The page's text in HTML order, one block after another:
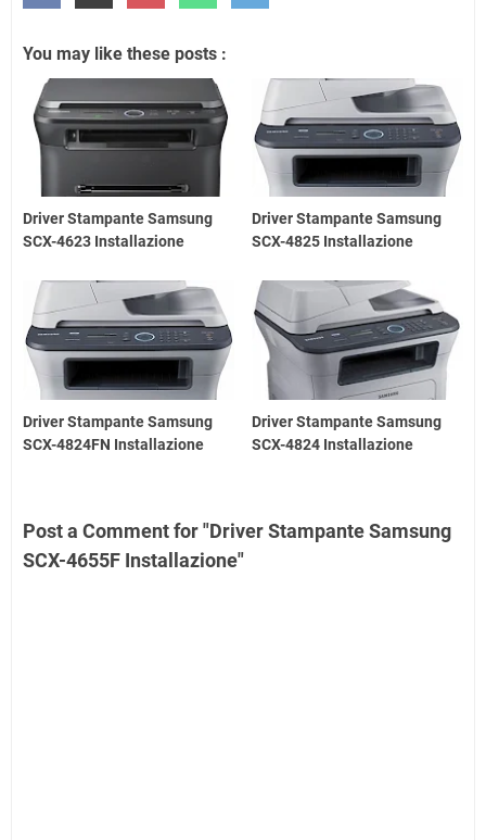
You may like these posts :
Driver Stampante Samsung
SCX-4623 Installazione
Driver Stampante Samsung
SCX-4825 Installazione
Driver Stampante Samsung
SCX-4824FN Installazione
Driver Stampante Samsung
SCX-4824 Installazione
Post a Comment for "Driver Stampante Samsung
SCX-4655F Installazione"